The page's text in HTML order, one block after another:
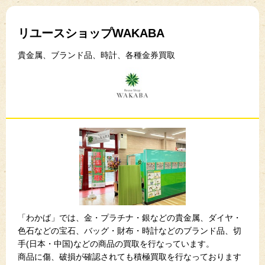
リユースショップWAKABA
貴金属、ブランド品、時計、各種金券買取
「わかば」では、金・プラチナ・銀などの貴金属、ダイヤ・
色石などの宝石、バッグ・財布・時計などのブランド品、切
手(日本・中国)などの商品の買取を行なっています。
商品に傷、破損が確認されても積極買取を行なっております